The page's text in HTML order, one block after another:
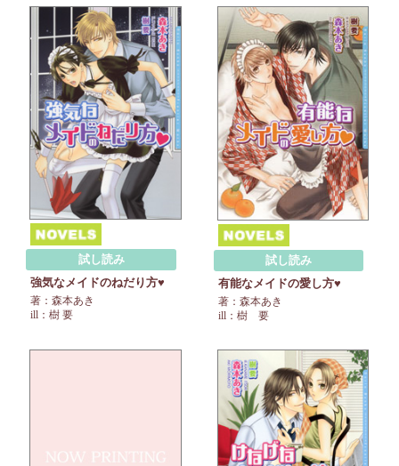
試し読み
強気なメイドのねだり方♥
著：森本あき
ill：樹 要
試し読み
有能なメイドの愛し方♥
著：森本あき
ill：樹 要